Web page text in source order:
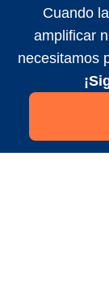
Cuando
amplificar
necesitamos